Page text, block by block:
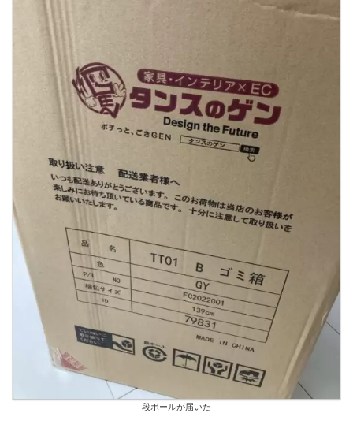
段ボールが届いた